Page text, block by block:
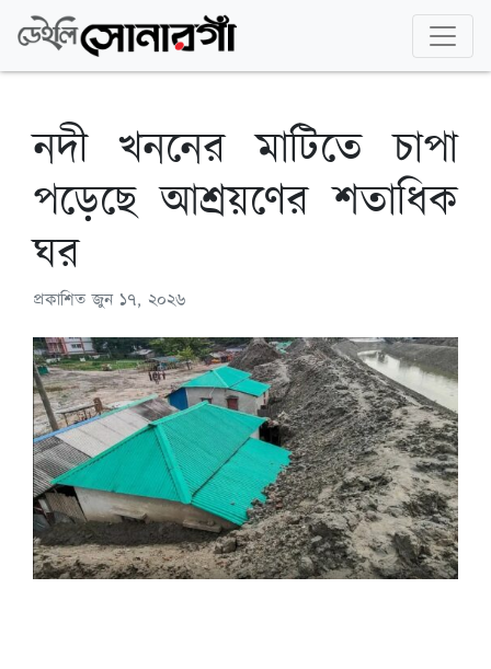
নদী খননের মাটিতে চাপা
পড়েছে আশ্রয়ণের শতাধিক
ঘর
প্রকাশিতজুন ১৭, ২০২৬